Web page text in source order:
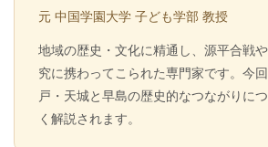
元 中国学園大学 子ども学部 教授
地域の歴史・文化に精通し、源平合戦
究に携わってこられた専門家です。今
戸・天城と早島の歴史的なつながりに
く解説されます。